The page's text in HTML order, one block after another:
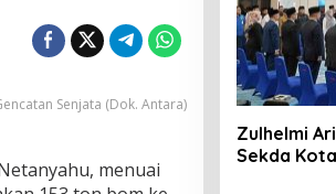
Senjata (Dok. Antara)
menuai
Zulhelmi
Sekda